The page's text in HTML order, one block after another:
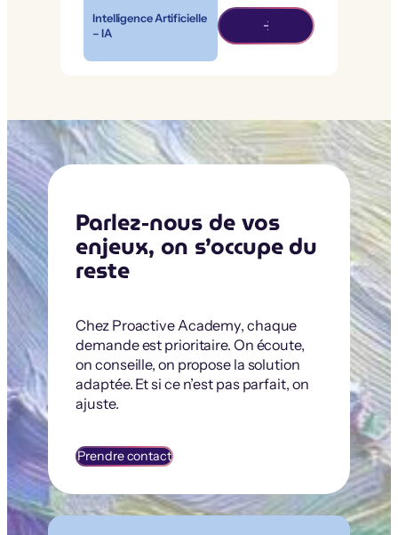
Intelligence Artificielle
– IA
Parlez-nous de vos
enjeux, on s’occupe du
reste
Chez Proactive Academy, chaque
demande est prioritaire. On écoute,
on conseille, on propose la solution
adaptée. Et si ce n’est pas parfait, on
ajuste.
Prendre contact